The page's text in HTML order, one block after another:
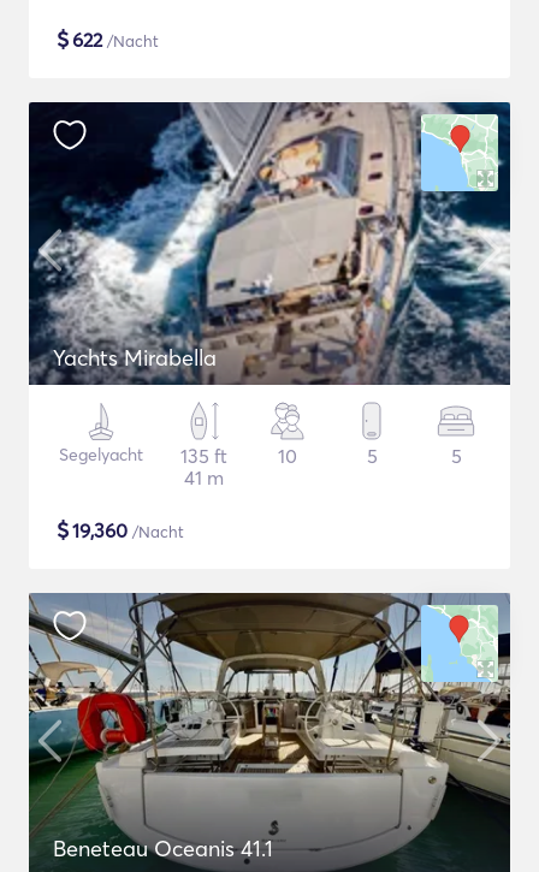
$622/Nacht
Yachts Mirabella
Segelyacht
135 ft
41 m
10 5 5
$19,360 /Nacht
Beneteau Oceanis 41.1